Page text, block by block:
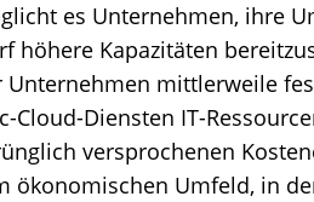
es Unternehmen, ihre
höhere Kapazitäten
Unternehmen mittlerweile
Cloud-Diensten IT-
versprochenen
ökonomischen Umfeld, in